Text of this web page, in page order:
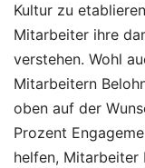
Kultur zu
Mitarbeiter ihre
verstehen. Wohl
Mitarbeitern
oben auf der
Prozent
helfen, Mitarbeiter